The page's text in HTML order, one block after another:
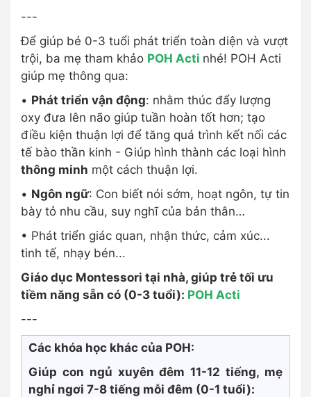
---
Để giúp bé 0-3 tuổi phát triển toàn diện và vượt
trội, ba mẹ tham khảo POH Acti nhé! POH Acti
giúp mẹ thông qua:
• Phát triển vận động: nhằm thúc đẩy lượng
oxy đưa lên não giúp tuần hoàn tốt hơn; tạo
điều kiện thuận lợi để tăng quá trình kết nối các
tế bào thần kinh - Giúp hình thành các loại hình
thông minh một cách thuận lợi.
• Ngôn ngữ: Con biết nói sớm, hoạt ngôn, tự tin
bày tỏ nhu cầu, suy nghĩ của bản thân…
• Phát triển giác quan, nhận thức, cảm xúc...
tinh tế, nhạy bén...
Giáo dục Montessori tại nhà, giúp trẻ tối ưu
tiềm năng sẵn có (0-3 tuổi): POH Acti
---
Các khóa học khác của POH:
Giúp con ngủ xuyên đêm 11-12 tiếng, mẹ
nghỉ ngơi 7-8 tiếng mỗi đêm (0-1 tuổi):